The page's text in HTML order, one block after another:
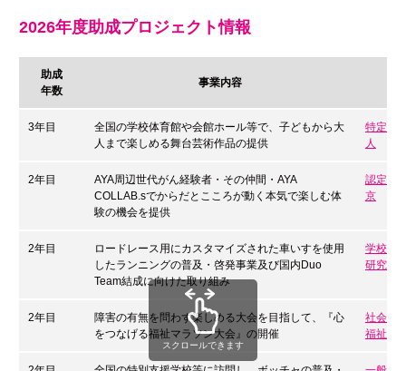
2026年度助成プロジェクト情報
助成
年数
事業内容
3年目
全国の学校体育館や会館ホール等で、子どもから大
人まで楽しめる舞台芸術作品の提供
特定非
人
2年目
AYA周辺世代がん経験者・その仲間・AYA
COLLAB.sでからだとこころが動く本気で楽しむ体
験の機会を提供
認定
京
2年目
ロードレース用にカスタマイズされた車いすを使用
したランニングの普及・啓発事業及び国内Duo
Team結成に向けた取り組み
学校法
研究チ
2年目
障害の有無を問わず楽しめる大会を目指して、『心
をつなげる福祉マラソン大会』の開催
社会福
福祉協
スクロールできます